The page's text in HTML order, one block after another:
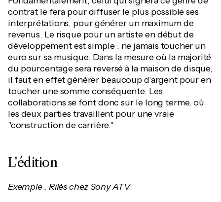
contrat le fera pour diffuser le plus possible ses
interprétations, pour générer un maximum de
revenus. Le risque pour un artiste en début de
développement est simple : ne jamais toucher un
euro sur sa musique. Dans la mesure où la majorité
du pourcentage sera reversé à la maison de disque,
il faut en effet générer beaucoup d’argent pour en
toucher une somme conséquente. Les
collaborations se font donc sur le long terme, où
les deux parties travaillent pour une vraie
"construction de carrière."
L'édition
Exemple : Rilès chez Sony ATV